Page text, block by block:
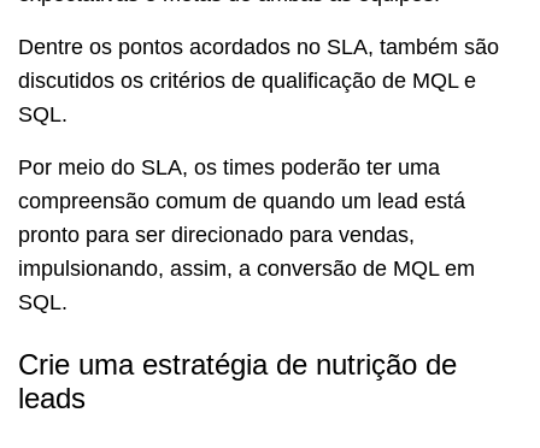
Dentre os pontos acordados no SLA, também são
discutidos os critérios de qualificação de MQL e
SQL.
Por meio do SLA, os times poderão ter uma
compreensão comum de quando um lead está
pronto para ser direcionado para vendas,
impulsionando, assim, a conversão de MQL em
SQL.
Crie uma estratégia de nutrição de
leads